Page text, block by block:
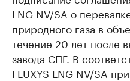
LNG NV/SA о
природного газа в
течение 20 лет после
завода СПГ. В
FLUXYS LNG NV/SA